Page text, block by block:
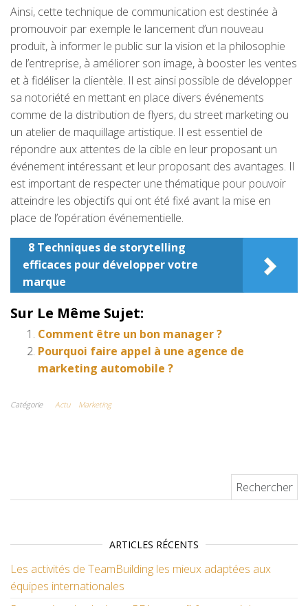
Ainsi, cette technique de communication est destinée à
promouvoir par exemple le lancement d’un nouveau
produit, à informer le public sur la vision et la philosophie
de l’entreprise, à améliorer son image, à booster les ventes
et à fidéliser la clientèle. Il est ainsi possible de développer
sa notoriété en mettant en place divers événements
comme de la distribution de flyers, du street marketing ou
un atelier de maquillage artistique. Il est essentiel de
répondre aux attentes de la cible en leur proposant un
événement intéressant et leur proposant des avantages. Il
est important de respecter une thématique pour pouvoir
atteindre les objectifs qui ont été fixé avant la mise en
place de l’opération événementielle.
8 Techniques de storytelling
efficaces pour développer votre
marque
Sur Le Même Sujet:
Comment être un bon manager ?
Pourquoi faire appel à une agence de
marketing automobile ?
Catégorie Actu Marketing
ARTICLES RÉCENTS
Les activités de TeamBuilding les mieux adaptées aux
équipes internationales